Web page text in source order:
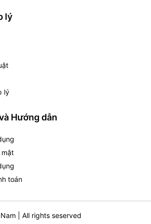
lý
lý
Hướng dẫn
mật
toán
| All rights seserved